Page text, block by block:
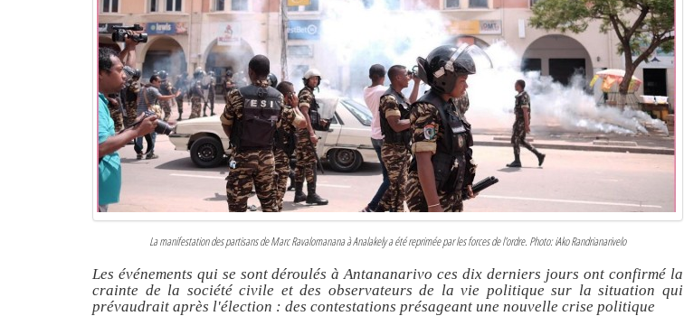
La manifestation des partisans de Marc Ravalomanana à Analakely a été reprimée par les forces de l'ordre. Photo: iAko Randrianarivelo
Les événements qui se sont déroulés à Antananarivo ces dix derniers jours ont confirmé la
crainte de la société civile et des observateurs de la vie politique sur la situation qui
prévaudrait après l'élection : des contestations présageant une nouvelle crise politique